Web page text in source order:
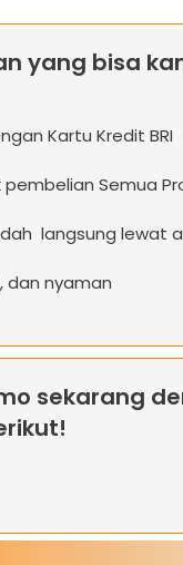
yang bisa
Kartu Kredit BRI
Semua
langsung lewat
dan nyaman
sekarang